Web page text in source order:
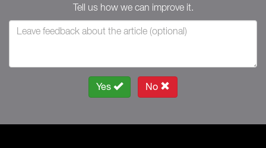
Tell us how we can improve it.
Yes No